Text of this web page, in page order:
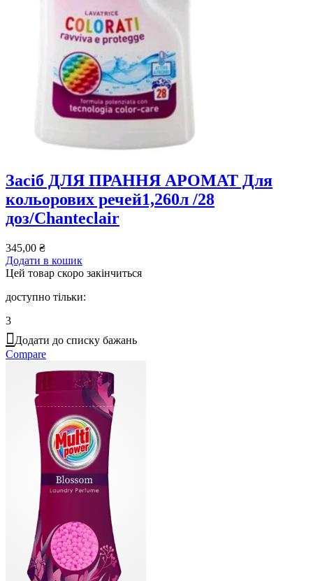
Засіб ДЛЯ ПРАННЯ АРОМАТ Для
кольорових речей1,260л /28
доз/Chanteclair
345,00 ₴
Додати в кошик
Цей товар скоро закінчиться
доступно тільки:
3
Додати до списку бажань
Compare